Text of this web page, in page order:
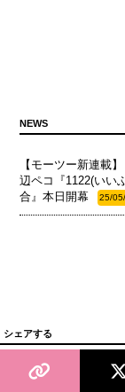
NEWS
【モーツー新連載
辺ペコ『1122(いい
合』本日開幕
25/
シェアする